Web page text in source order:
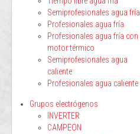
Semiprofesionales agua fría
Profesionales agua fría
Profesionales agua fría con
motor térmico
Semiprofesionales agua
caliente
Profesionales agua caliente
Grupos electrógenos
INVERTER
CAMPEON